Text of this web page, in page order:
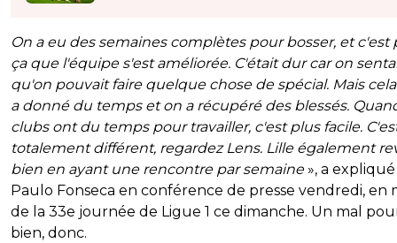
On a eu des semaines complètes pour bosser, et c'est
ça que l'équipe s'est améliorée. C'était dur car on
qu'on pouvait faire quelque chose de spécial. Mais
a donné du temps et on a récupéré des blessés.
clubs ont du temps pour travailler, c'est plus facile.
totalement différent, regardez Lens. Lille également
bien en ayant une rencontre par semaine», a expliqué
Paulo Fonseca en conférence de presse vendredi, en
de la 33e journée de Ligue 1 ce dimanche. Un mal
bien, donc.